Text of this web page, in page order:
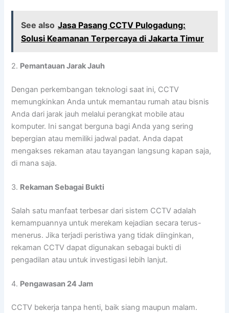
See also Jasa Pasang CCTV Pulogadung:
Solusi Keamanan Terpercaya di Jakarta Timur
2. Pemantauan Jarak Jauh
Dengan perkembangan teknologi saat ini, CCTV
memungkinkan Anda untuk memantau rumah atau bisnis
Anda dari jarak jauh melalui perangkat mobile atau
komputer. Ini sangat berguna bagi Anda yang sering
bepergian atau memiliki jadwal padat. Anda dapat
mengakses rekaman atau tayangan langsung kapan saja,
di mana saja.
3. Rekaman Sebagai Bukti
Salah satu manfaat terbesar dari sistem CCTV adalah
kemampuannya untuk merekam kejadian secara terus-
menerus. Jika terjadi peristiwa yang tidak diinginkan,
rekaman CCTV dapat digunakan sebagai bukti di
pengadilan atau untuk investigasi lebih lanjut.
4. Pengawasan 24 Jam
CCTV bekerja tanpa henti, baik siang maupun malam.